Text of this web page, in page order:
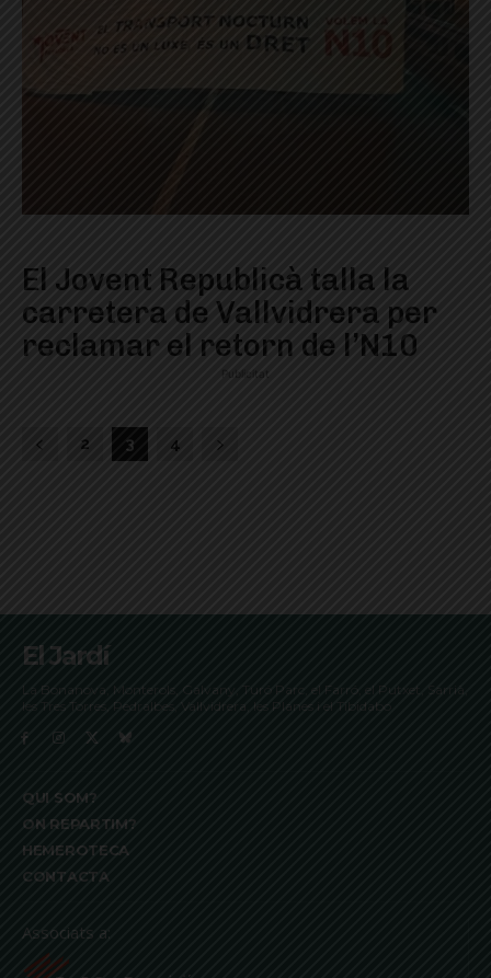
El Jovent Republicà talla la
carretera de Vallvidrera per
reclamar el retorn de l’N10
Publicitat
2 3 4
El Jardí
La Bonanova, Monterols, Galvany, Turó Parc, el Farró, el Putxet, Sarrià,
les Tres Torres, Pedralbes, Vallvidrera, les Planes i el Tibidabo
QUI SOM?
ON REPARTIM?
HEMEROTECA
CONTACTA
Associats a: